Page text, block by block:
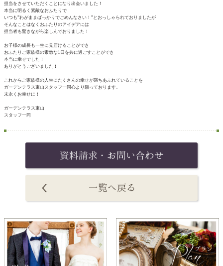
担当をさせていただくことになり出会いました！
本当に明るく素敵なおふたりで
いつも”わがままばっかりでごめんなさい！”とおっしゃられておりましたが
そんなことはなくおふたりのアイデアには
担当者も驚きながら楽しんでおりました！
お子様の成長も一生に見届けることができ
おふたりご家族様の素敵な1日を共に過ごすことができ
本当に幸せでした！
ありがとうございました！
これからご家族様の人生にたくさんの幸せが満ちあふれていることを
ガーデンテラス東山スタッフ一同心より願っております。
末永くお幸せに！
ガーデンテラス東山
スタッフ一同